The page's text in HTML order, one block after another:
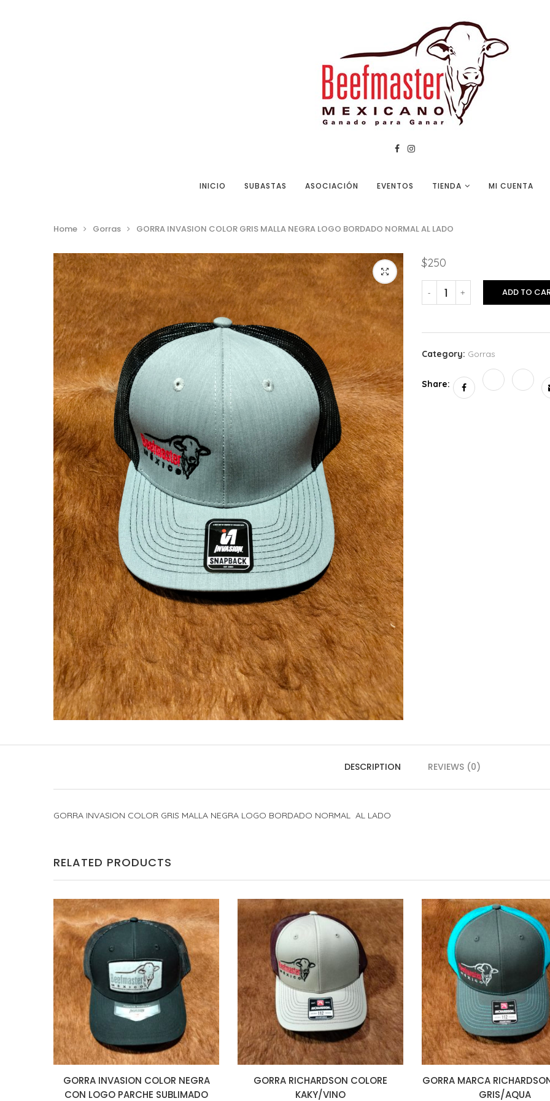
INICIO SUBASTAS ASOCIACIÓN EVENTOS TIENDA MI CUENTA
Home Gorras GORRA INVASION COLOR GRIS MALLA NEGRA LOGO BORDADO NORMAL AL LADO
$250
ADD TO
Category: Gorras
Share:
DESCRIPTION REVIEWS (0)
GORRA INVASION COLOR GRIS MALLA NEGRA LOGO BORDADO NORMAL AL LADO
RELATED PRODUCTS
GORRA INVASION COLOR NEGRA
CON LOGO PARCHE SUBLIMADO
GORRA RICHARDSON COLORE
KAKY/VINO
GORRA MARCA
GRIS/AQUA